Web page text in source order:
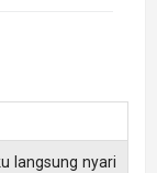
langsung nyari